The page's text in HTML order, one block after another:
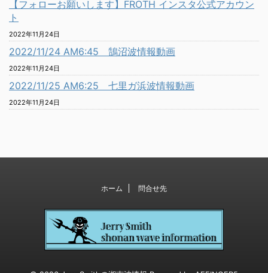
【フォローお願いします】FROTH インスタ公式アカウン
ト
2022年11月24日
2022/11/24 AM6:45 鵠沼波情報動画
2022年11月24日
2022/11/25 AM6:25 七里ガ浜波情報動画
2022年11月24日
ホーム 問合せ先